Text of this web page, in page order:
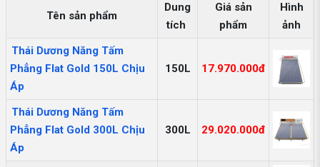
Tên sản phẩm
Dung
tích
Giá sản
phẩm
Hình
ảnh
Thái Dương Năng Tấm
Phẳng Flat Gold 150L Chịu
Áp
150L 17.970.000đ
Thái Dương Năng Tấm
Phẳng Flat Gold 300L Chịu
Áp
300L 29.020.000đ